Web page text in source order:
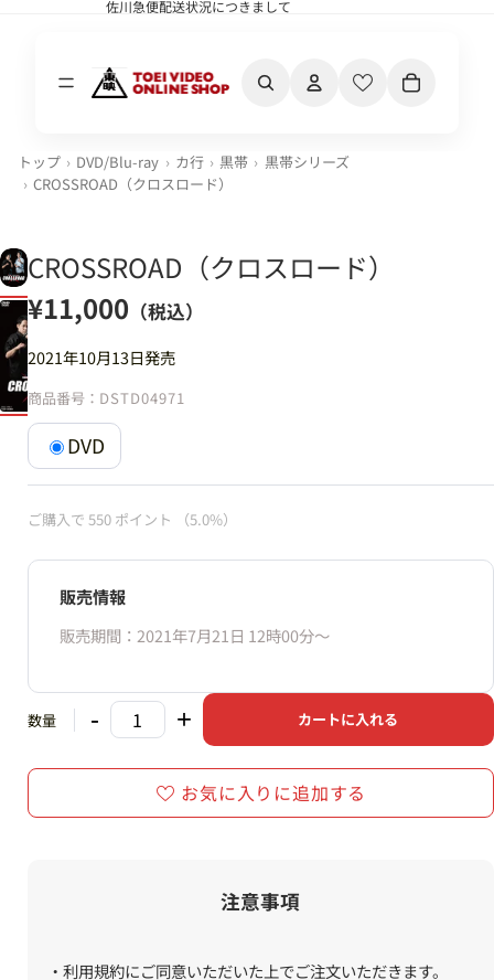
佐川急便配送状況につきまして
佐川急便配送状況につきまして
トップ DVD/Blu-ray カ行 黒帯
黒帯シリーズ
CROSSROAD（クロスロード）
CROSSROAD（クロスロード）
¥11,000 （税込）
2021年10月13日発売
商品番号： DSTD04971
DVD
ご購入で 550 ポイント （5.0%）
販売情報
販売期間：2021年7月21日 12時00分〜
数量 - + カートに入れる
お気に入りに追加する
注意事項
・利用規約にご同意いただいた上でご注文いただきます。